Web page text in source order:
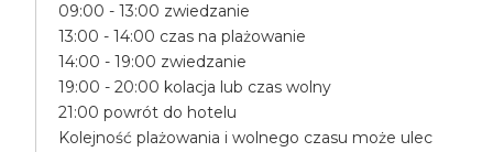
09:00 - 13:00 zwiedzanie
13:00 - 14:00 czas na plażowanie
14:00 - 19:00 zwiedzanie
19:00 - 20:00 kolacja lub czas wolny
21:00 powrót do hotelu
Kolejność plażowania i wolnego czasu może ulec